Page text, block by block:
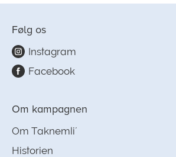
Om kampagnen
Om Taknemli´
Historien
Følg os
Instagram
Facebook